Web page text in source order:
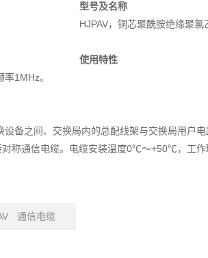
型号及名称
HJPAV，铜芯聚酰胺绝缘聚
使用特性
1MHz。
设备之间、交换局内的总配线架与交换局用户
对称通信电缆。电缆安装温度0℃～+50℃，工
通信电缆